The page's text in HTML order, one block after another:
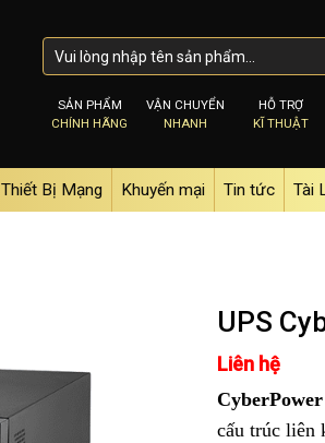
SẢN PHẨM
CHÍNH HÃNG
VẬN CHUYỂN
NHANH
HỖ TRỢ
KĨ THUẬT
Thiết Bị Mạng Khuyến mại Tin tức Tài
UPS
Liên hệ
cấu trúc liên